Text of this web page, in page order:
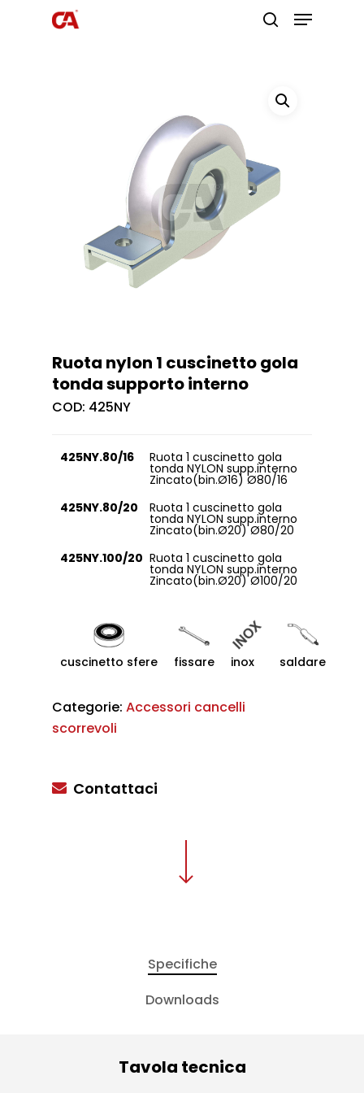
Ruota nylon 1 cuscinetto gola
tonda supporto interno
COD: 425NY
425NY.80/16 Ruota 1 cuscinetto gola
tonda NYLON supp.interno
Zincato(bin.Ø16) Ø80/16
425NY.80/20
Ruota 1 cuscinetto gola
tonda NYLON supp.interno
Zincato(bin.Ø20) Ø80/20
425NY.100/20 Ruota 1 cuscinetto gola
tonda NYLON supp.interno
Zincato(bin.Ø20) Ø100/20
cuscinetto sfere fissare inox saldare
Categorie: Accessori cancelli
scorrevoli
Contattaci
Specifiche
Downloads
Tavola tecnica